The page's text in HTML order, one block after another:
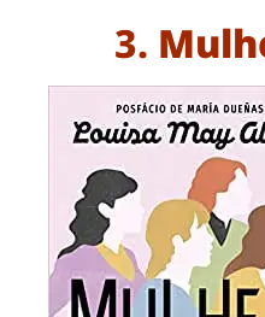
3.